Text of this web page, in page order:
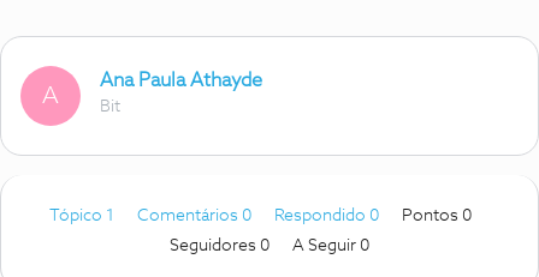
A
Ana Paula Athayde
Bit
Tópico 1 Comentários 0 Respondido 0
Pontos 0
Seguidores 0 A Seguir 0